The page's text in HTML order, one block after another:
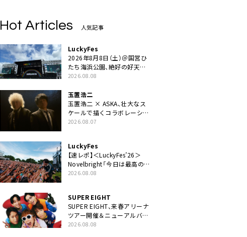
Hot Articles 人気記事
LuckyFes
2026年8月8日（土）＠国営ひ
たち海浜公園、絶好の好天の
中＜LuckyFes’26＞開幕
2026.08.08
玉置浩二
玉置浩二 × ASKA、壮大なス
ケールで描くコラボレーショ
ン曲「音銀河」リリース決定。
2026.08.07
LuckyFes
【速レポ】＜LuckyFes’26＞
Novelbright「今日は最高のフ
ェス日和。最高の休日を、最
2026.08.08
SUPER EIGHT
SUPER EIGHT、来春アリーナ
ツアー開催＆ニューアルバム
発売決定げるEP『ダンダー
2026.08.08